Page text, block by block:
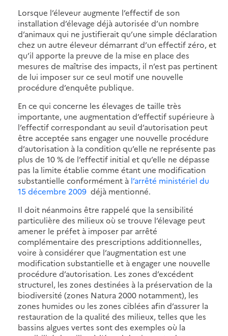
Lorsque l’éleveur augmente l’effectif de son
installation d’élevage déjà autorisée d’un nombre
d’animaux qui ne justifierait qu’une simple déclaration
chez un autre éleveur démarrant d’un effectif zéro, et
qu’il apporte la preuve de la mise en place des
mesures de maîtrise des impacts, il n’est pas pertinent
de lui imposer sur ce seul motif une nouvelle
procédure d’enquête publique.
En ce qui concerne les élevages de taille très
importante, une augmentation d’effectif supérieure à
l’effectif correspondant au seuil d’autorisation peut
être acceptée sans engager une nouvelle procédure
d’autorisation à la condition qu’elle ne représente pas
plus de 10 % de l’effectif initial et qu’elle ne dépasse
pas la limite établie comme étant une modification
substantielle conformément à l’arrêté ministériel du
15 décembre 2009 déjà mentionné.
Il doit néanmoins être rappelé que la sensibilité
particulière des milieux où se trouve l’élevage peut
amener le préfet à imposer par arrêté
complémentaire des prescriptions additionnelles,
voire à considérer que l’augmentation est une
modification substantielle et à engager une nouvelle
procédure d’autorisation. Les zones d’excédent
structurel, les zones destinées à la préservation de la
biodiversité (zones Natura 2000 notamment), les
zones humides ou les zones ciblées afin d’assurer la
restauration de la qualité des milieux, telles que les
bassins algues vertes sont des exemples où la